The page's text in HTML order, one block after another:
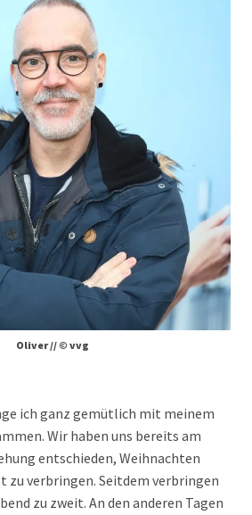
Oliver // © vvg
ich ganz gemütlich mit meinem
Wir haben uns bereits am
entschieden, Weihnachten
zu verbringen. Seitdem verbringen
zu zweit. An den anderen Tagen